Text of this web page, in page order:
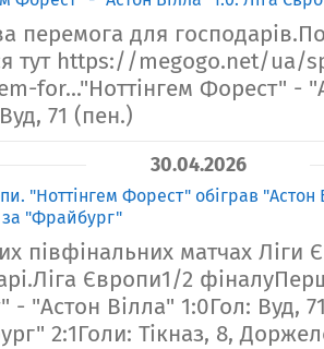
перемога для
тут https://megogo.net/ua/
for..."Ноттінгем Форест" -
71 (пен.)
30.04.2026
"Ноттінгем Форест" обіграв "Астон
за "Фрайбург"
півфінальних матчах Ліги
Європи1/2
- "Астон Вілла" 1:0Гол: Вуд,
2:1Голи: Тікназ, 8,